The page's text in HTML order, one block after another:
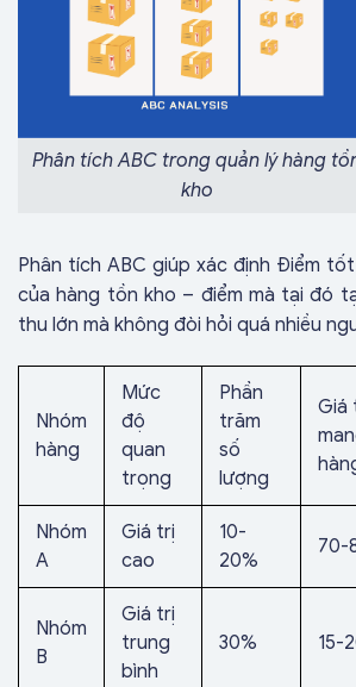
Phân tích ABC trong quản lý hàng
kho
Phân tích ABC giúp xác định Điểm
của hàng tồn kho – điểm mà tại đó
thu lớn mà không đòi hỏi quá nhiều
Nhóm
hàng
Mức
độ
quan
trọng
Phần
trăm
số
lượng
Giá
Nhóm
A
Giá trị
cao
10-
20%
70-
Nhóm
B
Giá trị
trung
bình
30% 15-